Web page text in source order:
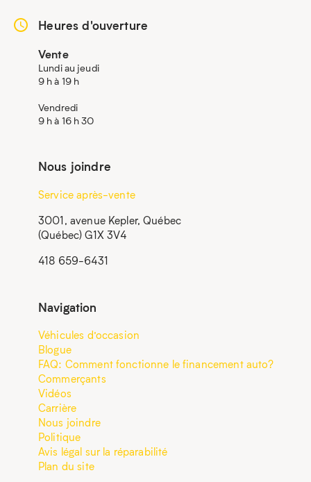
Heures d'ouverture
Vente
Lundi au jeudi
9 h à 19 h
Vendredi
9 h à 16 h 30
Nous joindre
Service après-vente
3001, avenue Kepler, Québec
(Québec) G1X 3V4
418 659-6431
Navigation
Véhicules d’occasion
Blogue
FAQ: Comment fonctionne le financement auto?
Commerçants
Vidéos
Carrière
Nous joindre
Politique
Avis légal sur la réparabilité
Plan du site